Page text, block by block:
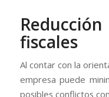
fiscales
Al contar con la
empresa puede
posibles conflictos